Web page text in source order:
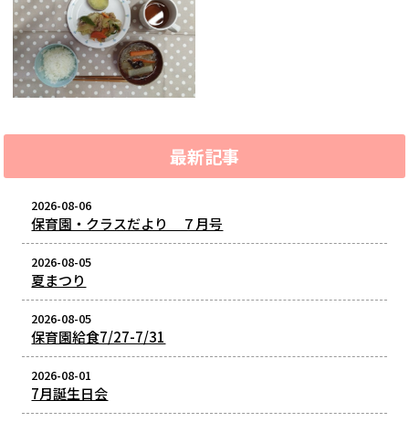
最新記事
2026-08-06
保育園・クラスだより ７月号
2026-08-05
夏まつり
2026-08-05
保育園給食7/27-7/31
2026-08-01
7月誕生日会